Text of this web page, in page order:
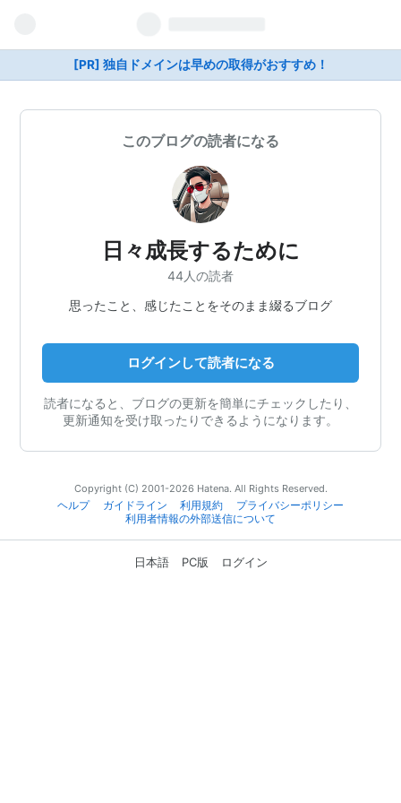
[PR] 独自ドメインは早めの取得がおすすめ！
このブログの読者になる
日々成長するために
44人の読者
思ったこと、感じたことをそのまま綴るブログ
ログインして読者になる
読者になると、ブログの更新を簡単にチェックしたり、
更新通知を受け取ったりできるようになります。
Copyright (C) 2001-2026 Hatena. All Rights Reserved.
ヘルプ
ガイドライン 利用規約
プライバシーポリシー
利用者情報の外部送信について
日本語 PC版 ログイン